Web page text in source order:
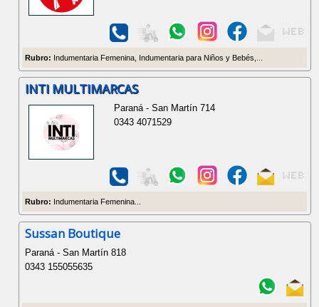
Rubro: Indumentaria Femenina, Indumentaria para Niños y Bebés,...
INTI MULTIMARCAS
Paraná - San Martín 714
0343 4071529
Rubro: Indumentaria Femenina...
Sussan Boutique
Paraná - San Martín 818
0343 155055635